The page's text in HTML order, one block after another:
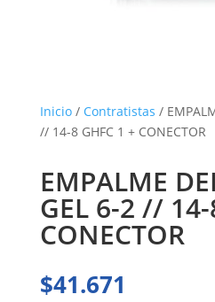
Inicio/ Contratistas /
// 14-8 GHFC 1 + CONECTOR
EMPALME
GEL 6-2 //
CONECTOR
$41.671